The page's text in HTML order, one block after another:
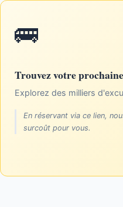
🚌
Trouvez votre
Explorez des milliers
En réservant via ce lien,
surcoût pour vous.